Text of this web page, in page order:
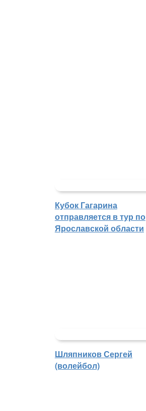
Кубок Гагарина
отправляется в тур по
Ярославской области
Шляпников Сергей
(волейбол)